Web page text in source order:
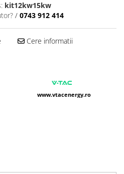
kit12kw15kw
/ 0743 912 414
Cere informatii
www.vtacenergy.ro